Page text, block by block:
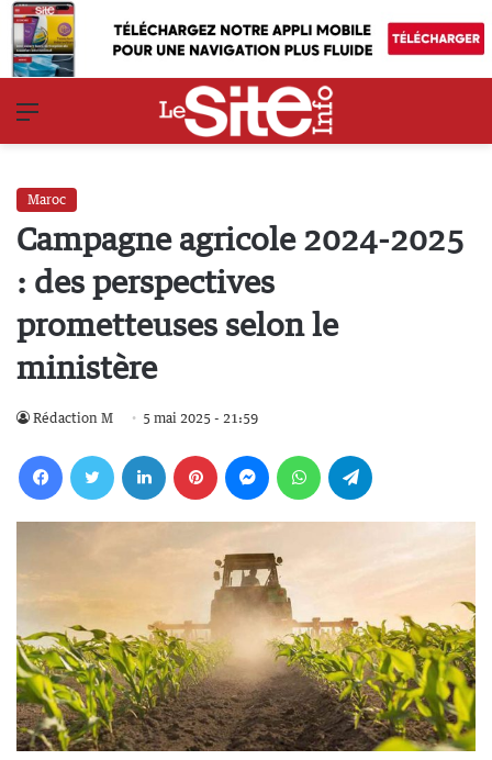
Maroc
Campagne agricole 2024-2025
: des perspectives
prometteuses selon le
ministère
Rédaction M 5 mai 2025 - 21:59